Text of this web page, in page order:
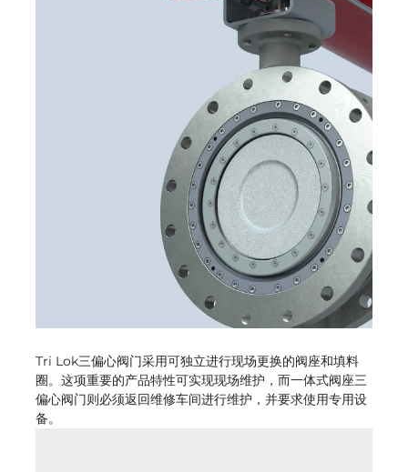
Tri Lok三偏心阀门采用可独立进行现场更换的阀座和填料
圈。这项重要的产品特性可实现现场维护，而一体式阀座三
偏心阀门则必须返回维修车间进行维护，并要求使用专用设
备。